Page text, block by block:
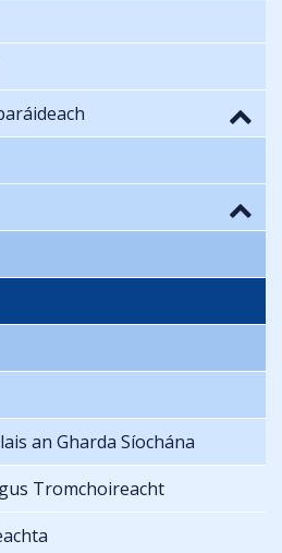
an Gharda Síochána
Tromchoireacht